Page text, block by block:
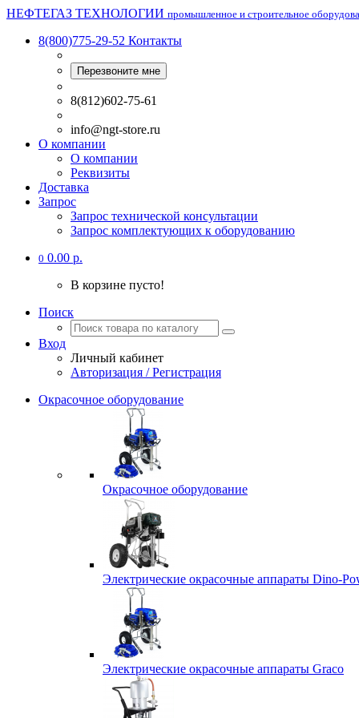
НЕФТЕГАЗ ТЕХНОЛОГИИ промышленное и строительное
8(800)775-29-52 Контакты
Перезвоните мне
8(812)602-75-61
info@ngt-store.ru
О компании
О компании
Реквизиты
Доставка
Запрос
Запрос технической консультации
Запрос комплектующих к оборудованию
0 0.00 р.
В корзине пусто!
Поиск
Вход
Личный кабинет
Авторизация / Регистрация
Окрасочное оборудование
Окрасочное оборудование
Электрические окрасочные аппараты Dino-
Электрические окрасочные аппараты Graco